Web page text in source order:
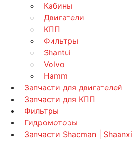
Кабины
Двигатели
КПП
Фильтры
Shantui
Volvo
Hamm
Запчасти для двигателей
Запчасти для КПП
Фильтры
Гидромоторы
Запчасти Shacman | Shaanxi